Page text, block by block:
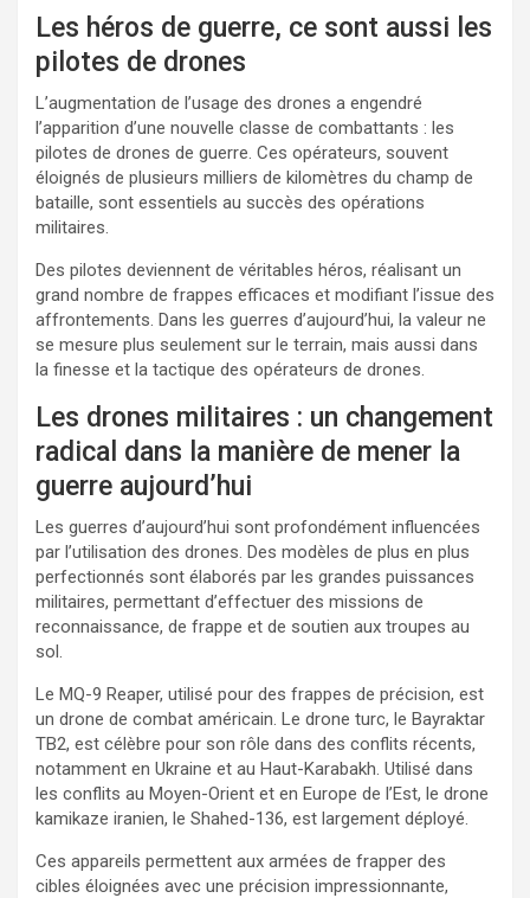
Les héros de guerre, ce sont aussi les
pilotes de drones
L’augmentation de l’usage des drones a engendré
l’apparition d’une nouvelle classe de combattants : les
pilotes de drones de guerre. Ces opérateurs, souvent
éloignés de plusieurs milliers de kilomètres du champ de
bataille, sont essentiels au succès des opérations
militaires.
Des pilotes deviennent de véritables héros, réalisant un
grand nombre de frappes efficaces et modifiant l’issue des
affrontements. Dans les guerres d’aujourd’hui, la valeur ne
se mesure plus seulement sur le terrain, mais aussi dans
la finesse et la tactique des opérateurs de drones.
Les drones militaires : un changement
radical dans la manière de mener la
guerre aujourd’hui
Les guerres d’aujourd’hui sont profondément influencées
par l’utilisation des drones. Des modèles de plus en plus
perfectionnés sont élaborés par les grandes puissances
militaires, permettant d’effectuer des missions de
reconnaissance, de frappe et de soutien aux troupes au
sol.
Le MQ-9 Reaper, utilisé pour des frappes de précision, est
un drone de combat américain. Le drone turc, le Bayraktar
TB2, est célèbre pour son rôle dans des conflits récents,
notamment en Ukraine et au Haut-Karabakh. Utilisé dans
les conflits au Moyen-Orient et en Europe de l’Est, le drone
kamikaze iranien, le Shahed-136, est largement déployé.
Ces appareils permettent aux armées de frapper des
cibles éloignées avec une précision impressionnante,